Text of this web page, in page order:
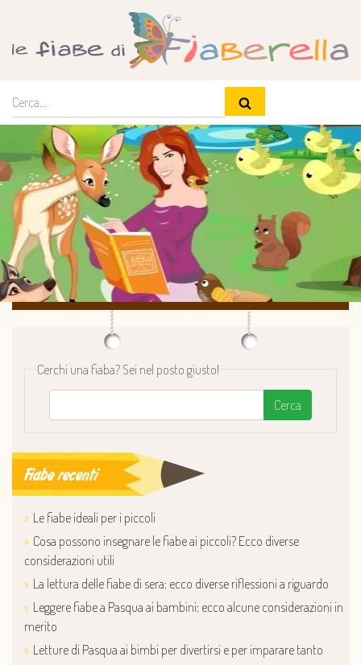
Cerchi una fiaba? Sei nel posto giusto!
Cerca
Fiabe recenti
Le fiabe ideali per i piccoli
Cosa possono insegnare le fiabe ai piccoli? Ecco diverse
considerazioni utili
La lettura delle fiabe di sera: ecco diverse riflessioni a riguardo
Leggere fiabe a Pasqua ai bambini: ecco alcune considerazioni in
merito
Letture di Pasqua ai bimbi per divertirsi e per imparare tanto